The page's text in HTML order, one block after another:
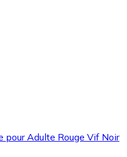
pour Adulte Rouge Vif Noir